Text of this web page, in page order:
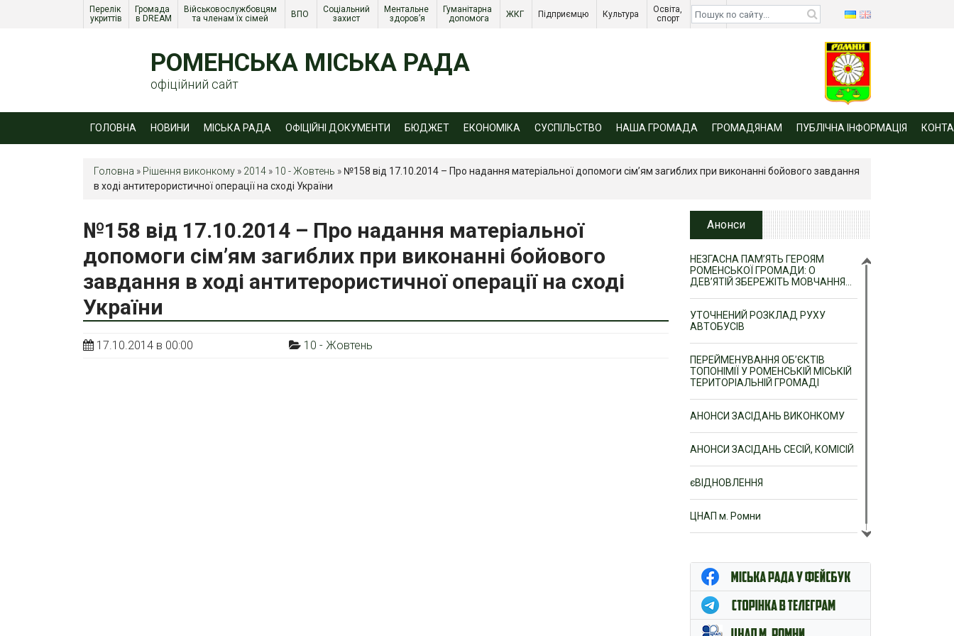
Перелік
укриттів
Громада
в DREAM
Військовослужбовцям
та членам їх сімей
ВПО
Соціальний
захист
Ментальне
здоров’я
Гуманітарна
допомога
ЖКГ Підприємцю Культура
Освіта,
спорт
Діти
війни
РОМЕНСЬКА МІСЬКА РАДА
офіційний сайт
ГОЛОВНА НОВИНИ МІСЬКА РАДА ОФІЦІЙНІ ДОКУМЕНТИ БЮДЖЕТ ЕКОНОМІКА СУСПІЛЬСТВО НАША ГРОМАДА ГРОМАДЯНАМ ПУБЛІЧНА ІНФОРМАЦІЯ
Головна » Рішення виконкому » 2014 » 10 - Жовтень » №158 від 17.10.2014 – Про надання матеріальної допомоги сім’ям загиблих при виконанні бойового завдання
в ході антитерористичної операції на сході України
№158 від 17.10.2014 – Про надання матеріальної
допомоги сім’ям загиблих при виконанні бойового
завдання в ході антитерористичної операції на сході
України
17.10.2014 в 00:00 10 - Жовтень
Анонси
НЕЗГАСНА ПАМ’ЯТЬ ГЕРОЯМ
РОМЕНСЬКОЇ ГРОМАДИ: О
ДЕВ’ЯТІЙ ЗБЕРЕЖІТЬ МОВЧАННЯ…
УТОЧНЕНИЙ РОЗКЛАД РУХУ
АВТОБУСІВ
ПЕРЕЙМЕНУВАННЯ ОБ’ЄКТІВ
ТОПОНІМІЇ У РОМЕНСЬКІЙ МІСЬКІЙ
ТЕРИТОРІАЛЬНІЙ ГРОМАДІ
АНОНСИ ЗАСІДАНЬ ВИКОНКОМУ
АНОНСИ ЗАСІДАНЬ СЕСІЙ, КОМІСІЙ
єВІДНОВЛЕННЯ
ЦНАП м. Ромни